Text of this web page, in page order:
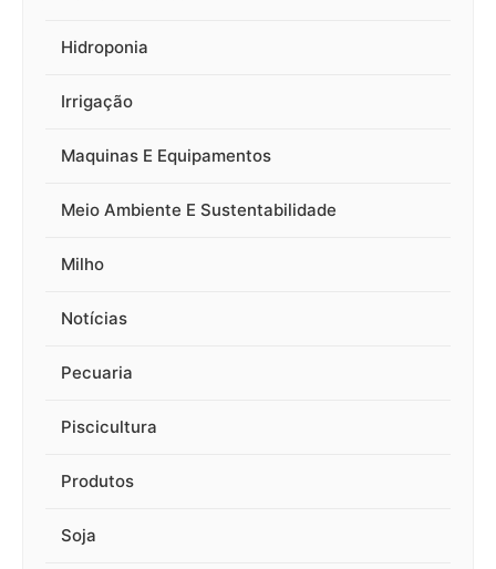
Hidroponia
Irrigação
Maquinas E Equipamentos
Meio Ambiente E Sustentabilidade
Milho
Notícias
Pecuaria
Piscicultura
Produtos
Soja